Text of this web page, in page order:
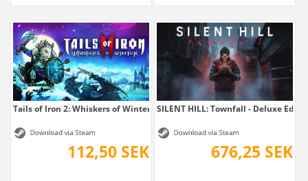
Tails of Iron 2: Whiskers of Winter
112,50 SEK
SILENT HILL: Townfall - Deluxe
676,25 SEK